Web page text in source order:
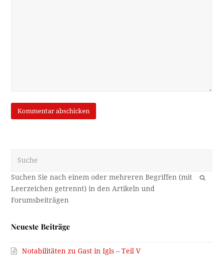
OK
Neueste Beiträge
Notabilitäten zu Gast in Igls – Teil V